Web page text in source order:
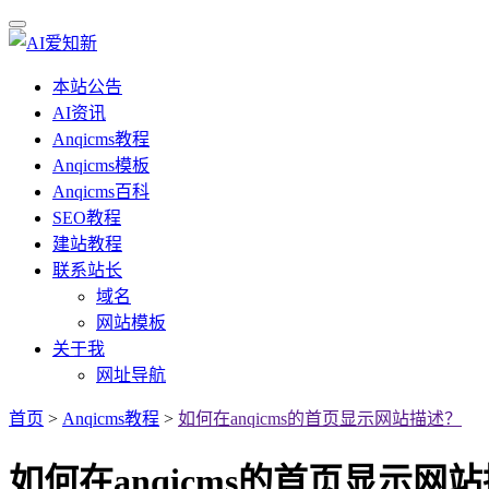
本站公告
AI资讯
Anqicms教程
Anqicms模板
Anqicms百科
SEO教程
建站教程
联系站长
域名
网站模板
关于我
网址导航
首页 > Anqicms教程 > 如何在anqicms的首页显示网站描述？